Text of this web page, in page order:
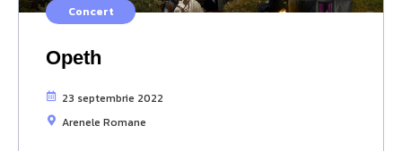
Concert
Opeth
23 septembrie 2022
Arenele Romane